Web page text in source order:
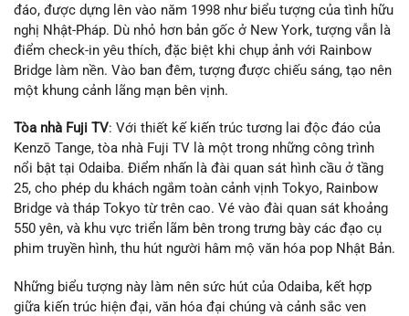
đáo, được dựng lên vào năm 1998 như biểu tượng của tình hữu
nghị Nhật-Pháp. Dù nhỏ hơn bản gốc ở New York, tượng vẫn là
điểm check-in yêu thích, đặc biệt khi chụp ảnh với Rainbow
Bridge làm nền. Vào ban đêm, tượng được chiếu sáng, tạo nên
một khung cảnh lãng mạn bên vịnh.
Tòa nhà Fuji TV: Với thiết kế kiến trúc tương lai độc đáo của
Kenzō Tange, tòa nhà Fuji TV là một trong những công trình
nổi bật tại Odaiba. Điểm nhấn là đài quan sát hình cầu ở tầng
25, cho phép du khách ngắm toàn cảnh vịnh Tokyo, Rainbow
Bridge và tháp Tokyo từ trên cao. Vé vào đài quan sát khoảng
550 yên, và khu vực triển lãm bên trong trưng bày các đạo cụ
phim truyền hình, thu hút người hâm mộ văn hóa pop Nhật Bản.
Những biểu tượng này làm nên sức hút của Odaiba, kết hợp
giữa kiến trúc hiện đại, văn hóa đại chúng và cảnh sắc ven